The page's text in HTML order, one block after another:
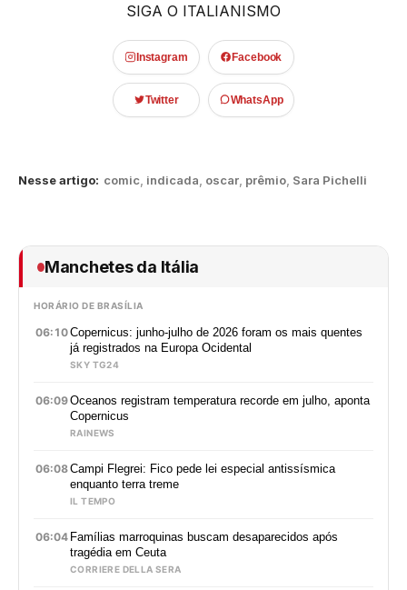
SIGA O ITALIANISMO
Instagram Facebook
Twitter WhatsApp
Nesse artigo: comic indicada oscar prêmio Sara Pichelli
Manchetes da Itália
HORÁRIO DE BRASÍLIA
06:10Copernicus: junho-julho de 2026 foram os mais quentes
já registrados na Europa Ocidental
SKY TG24
06:09Oceanos registram temperatura recorde em julho, aponta
Copernicus
RAINEWS
06:08Campi Flegrei: Fico pede lei especial antissísmica
enquanto terra treme
IL TEMPO
06:04 Famílias marroquinas buscam desaparecidos após
tragédia em Ceuta
CORRIERE DELLA SERA